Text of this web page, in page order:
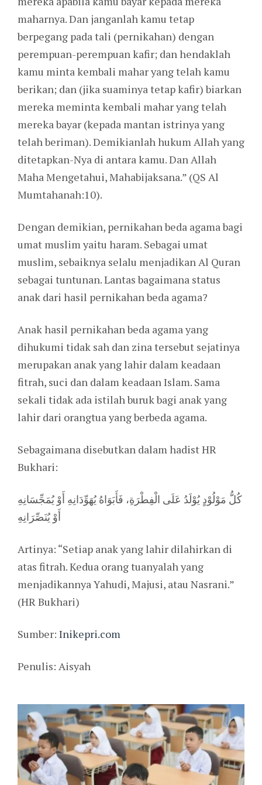
maharnya. Dan janganlah kamu tetap
berpegang pada tali (pernikahan) dengan
perempuan-perempuan kafir; dan hendaklah
kamu minta kembali mahar yang telah kamu
berikan; dan (jika suaminya tetap kafir) biarkan
mereka meminta kembali mahar yang telah
mereka bayar (kepada mantan istrinya yang
telah beriman). Demikianlah hukum Allah yang
ditetapkan-Nya di antara kamu. Dan Allah
Maha Mengetahui, Mahabijaksana.” (QS Al
Mumtahanah:10).
Dengan demikian, pernikahan beda agama bagi
umat muslim yaitu haram. Sebagai umat
muslim, sebaiknya selalu menjadikan Al Quran
sebagai tuntunan. Lantas bagaimana status
anak dari hasil pernikahan beda agama?
Anak hasil pernikahan beda agama yang
dihukumi tidak sah dan zina tersebut sejatinya
merupakan anak yang lahir dalam keadaan
fitrah, suci dan dalam keadaan Islam. Sama
sekali tidak ada istilah buruk bagi anak yang
lahir dari orangtua yang berbeda agama.
Sebagaimana disebutkan dalam hadist HR
Bukhari:
كُلُّ مَوْلُوْدٍ يُوْلَدُ عَلَى الْفِطْرَةِ، فَأَبَوَاهُ يُهَوِّدَانِهِ أَوْ يُمَجِّسَانِهِ
أَوْ يُنَصِّرَانِهِ
Artinya: “Setiap anak yang lahir dilahirkan di
atas fitrah. Kedua orang tuanyalah yang
menjadikannya Yahudi, Majusi, atau Nasrani.”
(HR Bukhari)
Sumber: Inikepri.com
Penulis: Aisyah